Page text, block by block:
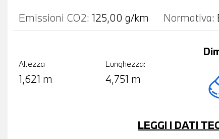
Emissioni CO2: 125,00 g/km Normativa:
Altezza
1,621 m
Lunghezza:
4,751 m
LEGGI I DATI